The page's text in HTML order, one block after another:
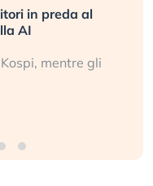
in preda al
AI
mentre gli